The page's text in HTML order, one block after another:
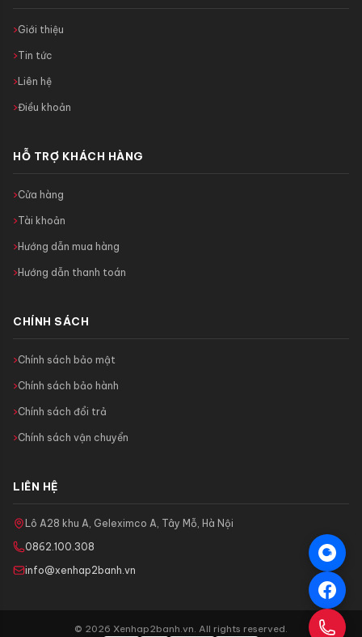
Giới thiệu
Tin tức
Liên hệ
Điều khoản
HỖ TRỢ KHÁCH HÀNG
Cửa hàng
Tài khoản
Hướng dẫn mua hàng
Hướng dẫn thanh toán
CHÍNH SÁCH
Chính sách bảo mật
Chính sách bảo hành
Chính sách đổi trả
Chính sách vận chuyển
LIÊN HỆ
Lô A28 khu A, Geleximco A, Tây Mỗ, Hà Nội
0862.100.308
info@xenhap2banh.vn
© 2026 Xenhap2banh.vn. All rights reserved.